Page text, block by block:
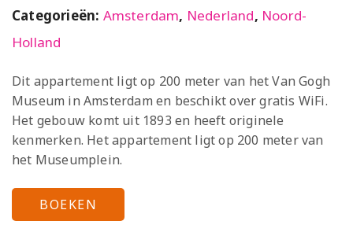
Categorieën: Amsterdam, Nederland, Noord-
Holland
Dit appartement ligt op 200 meter van het Van Gogh
Museum in Amsterdam en beschikt over gratis WiFi.
Het gebouw komt uit 1893 en heeft originele
kenmerken. Het appartement ligt op 200 meter van
het Museumplein.
BOEKEN